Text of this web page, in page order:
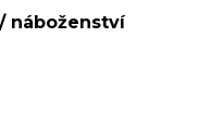
náboženství